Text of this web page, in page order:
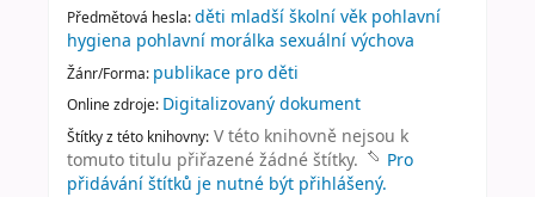
Předmětová hesla:děti mladší školní věk pohlavní
hygiena pohlavní morálka sexuální výchova
Žánr/Forma: publikace pro děti
Online zdroje: Digitalizovaný dokument
Štítky z této knihovny: V této knihovně nejsou k
tomuto titulu přiřazené žádné štítky.
Pro
přidávání štítků je nutné být přihlášený.